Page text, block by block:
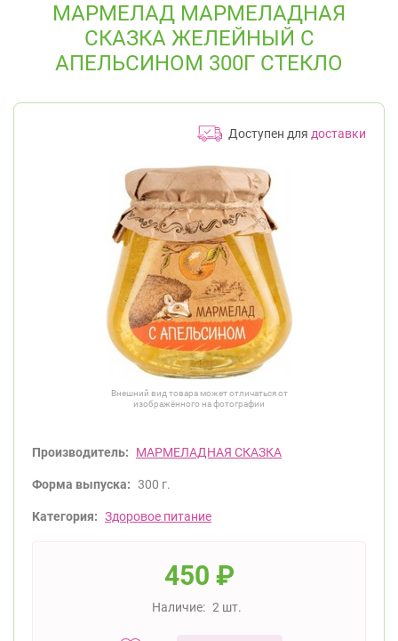
МАРМЕЛАД МАРМЕЛАДНАЯ
СКАЗКА ЖЕЛЕЙНЫЙ С
АПЕЛЬСИНОМ 300Г СТЕКЛО
Доступен для доставки
Внешний вид товара может отличаться от
изображённого на фотографии
Производитель: МАРМЕЛАДНАЯ СКАЗКА
Форма выпуска: 300 г.
Категория: Здоровое питание
450 ₽
Наличие: 2 шт.